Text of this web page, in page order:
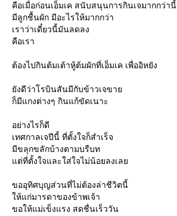
คือเมื่อก่อนเอ็มเค สนับสนุนการกินเจมากกว่านี้
มีลูกชื้นผัก มีอะไรให้มากกว่า
เราว่าเดี๋ยวนี้มันลดลง
คือเรา
ต้องไปกินต้มเต้าหู้ต้มผักที่เอ็มเค เพื่ออิหยัง
ังดีว่าโรบินสันมีกับข้าวเจขา
ก็มีแกงต่างๆ กินแก้ขัดเนาะ
อย่างไรก็ดี
เทศกาลเจปีนี้ ที่ตั้งใจก็สำเร็จ
มีขลุกขลักบ้างตามบรืบท
ต่ที่ตั้งใจและใส่ใจไม่น้อยลงเล
ขออุทิศบุญส่วนที่ไม่ต้องล่าชีวิตนี้
ห้แก่มารดาของข้าพเจ้า
ขอให้แม่เข็งแรง สดชื่นเร็ววัน